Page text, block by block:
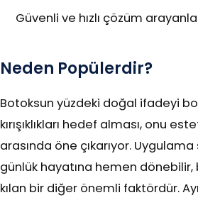
Güvenli ve hızlı çözüm
Neden Popülerdir?
Botoksun yüzdeki doğal ifadeyi
kırışıklıkları hedef alması, onu
arasında öne çıkarıyor.
günlük hayatına hemen
kılan bir diğer önemli faktördür.